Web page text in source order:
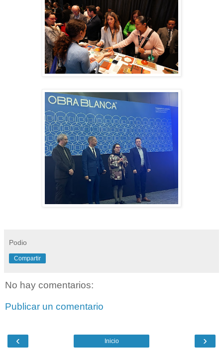
Podio
Compartir
No hay comentarios:
Publicar un comentario
‹ ›
Inicio